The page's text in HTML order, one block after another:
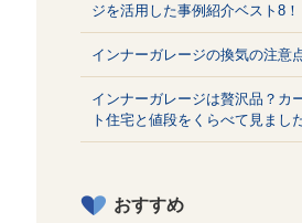
ジを活用した事例紹介ベスト8！
インナーガレージの換気の注意
インナーガレージは贅沢品？カ
ト住宅と値段をくらべて見まし
おすすめ